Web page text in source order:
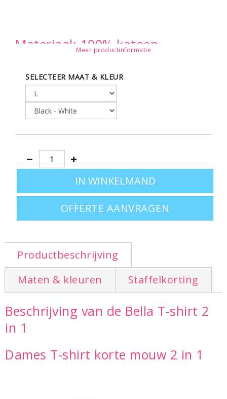
Materiaal: 100% katoen.
Productspecificaties: zeer zacht jersey
materiaal - nekband voor beter
draagcomfort - contrastgekleurde
- buitenste laag stof met open
oprollende laag - dubbeldraads gestikt
Leverbaar in de maten:
S - M - L - XL - XXL
Meer productinformatie
SELECTEER MAAT & KLEUR
OFFERTE AANVRAGEN
Productbeschrijving
Maten & kleuren
Staffelkorting
Beschrijving van de Bella T-shirt 2
in 1
Dames T-shirt korte mouw 2 in 1